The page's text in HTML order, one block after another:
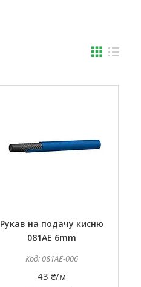
Рукав на подачу кисню
081AE 6mm
081AE-006
43 ₴/м